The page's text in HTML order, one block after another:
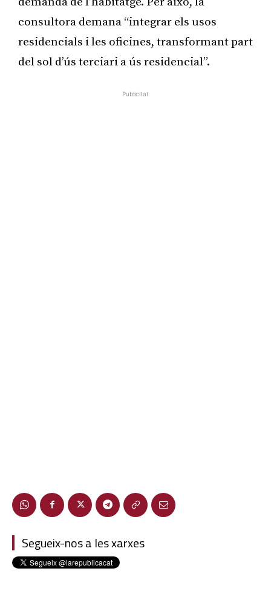
consultora demana “integrar els usos
residencials i les oficines, transformant part
del sol d’ús terciari a ús residencial”.
Publicitat
Segueix-nos a les xarxes